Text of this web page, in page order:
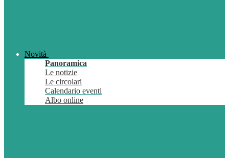
Novità
Panoramica
Le notizie
Le circolari
Calendario eventi
Albo online